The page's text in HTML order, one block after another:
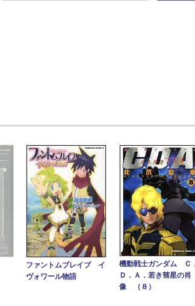
ファントムブレイブ イ
ヴォワール物語
機動戦士ガンダム Ｃ
Ｄ．Ａ．若き彗星の肖
像 （８）